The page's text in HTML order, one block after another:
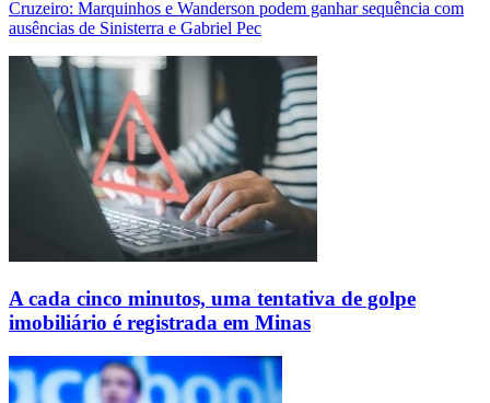
Cruzeiro: Marquinhos e Wanderson podem ganhar sequência com
ausências de Sinisterra e Gabriel Pec
A cada cinco minutos, uma tentativa de golpe
imobiliário é registrada em Minas